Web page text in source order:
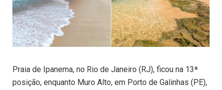
Praia de Ipanema, no Rio de Janeiro (RJ), ficou na 13ª
posição, enquanto Muro Alto, em Porto de Galinhas (PE),